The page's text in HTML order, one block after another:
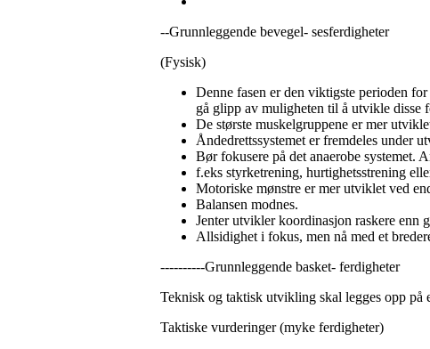
--Grunnleggende bevegel- sesferdigheter
(Fysisk)
Denne fasen er den viktigste perioden
gå glipp av muligheten til å utvikle disse
De største muskelgruppene er mer
Åndedrettssystemet er fremdeles under
Bør fokusere på det anaerobe systemet.
f.eks styrketrening, hurtighetsstrening
Motoriske mønstre er mer utviklet ved
Balansen modnes.
Jenter utvikler koordinasjon raskere enn
Allsidighet i fokus, men nå med et
----------Grunnleggende basket- ferdigheter
Teknisk og taktisk utvikling skal legges opp på
Taktiske vurderinger (myke ferdigheter)